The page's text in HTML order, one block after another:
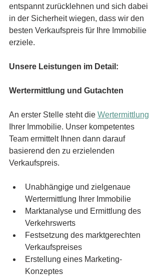
entspannt zurücklehnen und sich dabei
in der Sicherheit wiegen, dass wir den
besten Verkaufspreis für Ihre Immobilie
erziele.
Unsere Leistungen im Detail:
Wertermittlung und Gutachten
An erster Stelle steht die Wertermittlung
Ihrer Immobilie. Unser kompetentes
Team ermittelt Ihnen dann darauf
basierend den zu erzielenden
Verkaufspreis.
Unabhängige und zielgenaue
Wertermittlung Ihrer Immobilie
Marktanalyse und Ermittlung des
Verkehrswerts
Festsetzung des marktgerechten
Verkaufspreises
Erstellung eines Marketing-
Konzeptes